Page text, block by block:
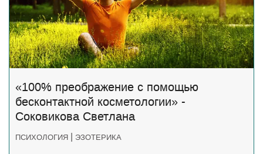
«100% преображение ​с помощью
бесконтактной косметологии» -
Соковикова Светлана
ПСИХОЛОГИЯ | ЭЗОТЕРИКА